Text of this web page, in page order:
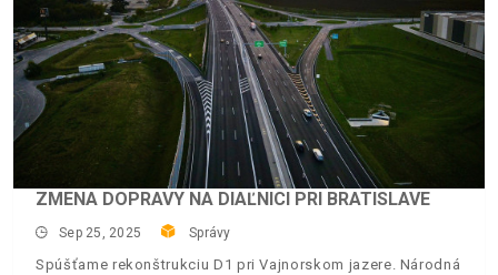
ZMENA DOPRAVY NA DIAĽNICI PRI BRATISLAVE
Sep 25, 2025 Správy
Spúšťame rekonštrukciu D1 pri Vajnorskom jazere. Národná